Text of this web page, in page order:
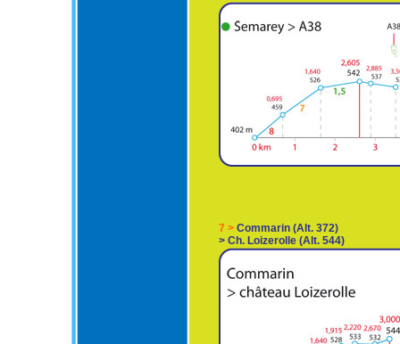
7 > Commarin (Alt. 372)
> Ch. Loizerolle (Alt. 544)